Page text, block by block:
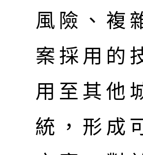
風險、複
案採用的
用至其他
統，形成